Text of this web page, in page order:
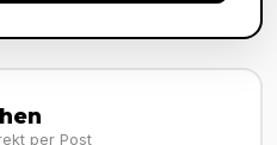
per Post